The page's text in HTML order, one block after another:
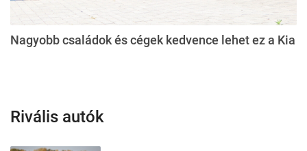
Nagyobb családok és cégek kedvence lehet ez a Kia
Rivális autók